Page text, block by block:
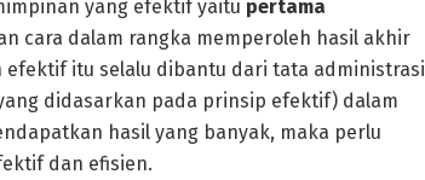
yang efektif yaitu pertama
cara dalam rangka memperoleh hasil akhir
itu selalu dibantu dari tata administrasi
didasarkan pada prinsip efektif) dalam
hasil yang banyak, maka perlu
dan efisien.